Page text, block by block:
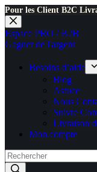
Pour les Client B2C
Passer
au
contenu
Espace PRO / B2B
Gagner de l'argent
Besoins d’aide
Blog
Astuce
Nous
Suivre
Livraison
Mon compte